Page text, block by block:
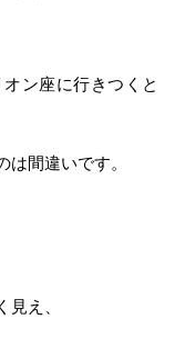
ン座に行きつくと
間違いです。
え、